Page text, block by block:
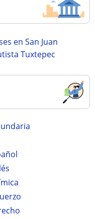
en San Juan
Tuxtepec